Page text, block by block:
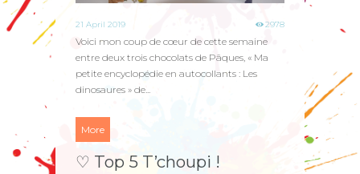
21 April 2019 2978
Voici mon coup de cœur de cette semaine
entre deux trois chocolats de Pâques, « Ma
petite encyclopédie en autocollants : Les
dinosaures » de...
More
♡ Top 5 T’choupi !